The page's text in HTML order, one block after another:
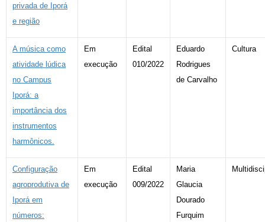
privada de Iporá
e região
A música como
atividade lúdica
no Campus
Iporá: a
importância dos
instrumentos
harmônicos.
Em
execução
Edital
010/2022
Eduardo
Rodrigues
de Carvalho
Cultura
Configuração
agroprodutiva de
Iporá em
números:
Em
execução
Edital
009/2022
Maria
Glaucia
Dourado
Furquim